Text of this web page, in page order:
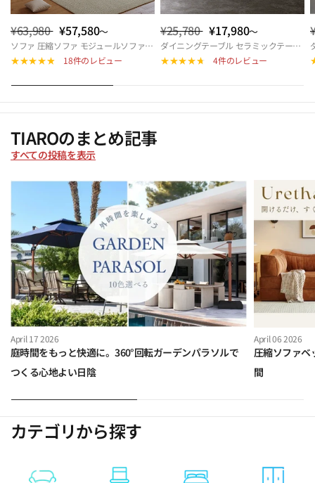
¥63,980 ¥57,580～
ソファ 圧縮ソファ モジュールソファ ソファベッド ダブル モジュール式ソファ 圧縮ソファーベッド 折りたたみソファベッド 来客対応 北欧 おしゃれ リビング 多機能 快適座面 hemw-5426
18件のレビュー
¥25,780 ¥17,980～
ダイニングテーブル セラミックテーブル 幅140cm 幅160cm 4人掛け 6人掛け 北欧風 モダン 長方形 食卓テーブル おしゃれ リビング カフェ風 ダイニングセット対応 9513-604hs
4件のレビュー
TIAROのまとめ記事
すべての投稿を表示
April 17 2026
庭時間をもっと快適に。360°回転ガーデンパラソルで
つくる心地よい日陰
April 06 2026
圧縮ソファベ
間
カテゴリから探す